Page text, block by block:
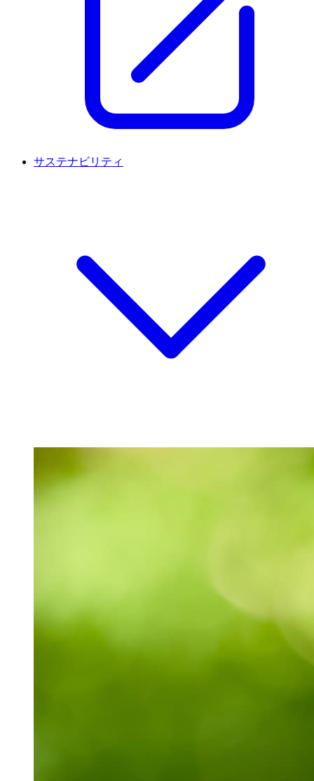
サステナビリティ